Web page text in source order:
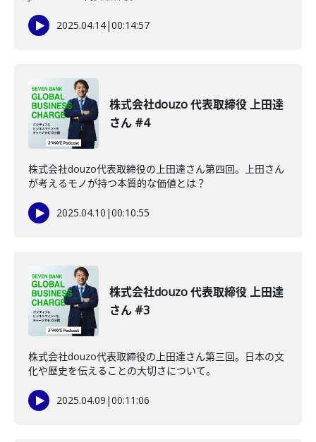
2025.04.14|00:14:57
株式会社douzo 代表取締役 上田達
さん #4
株式会社douzo代表取締役の上田達さん第四回。上田さん
が考えるモノが持つ本質的な価値とは？
2025.04.10 |00:10:55
株式会社douzo 代表取締役 上田達
さん #3
株式会社douzo代表取締役の上田達さん第三回。日本の文
化や歴史を伝えることの大切さについて。
2025.04.09 |00:11:06